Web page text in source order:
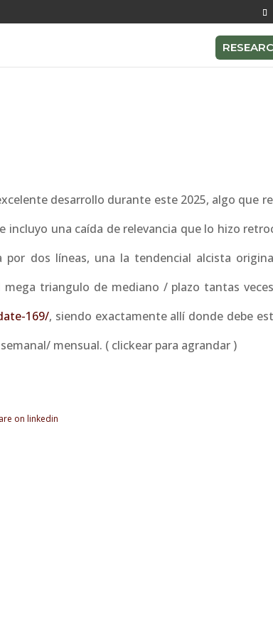
desarrollo durante este 2025, algo que
incluyo una caída de relevancia que lo hizo
dos líneas, una la tendencial alcista
triangulo de mediano / plazo tantas
169/, siendo exactamente allí donde debe
mensual. ( clickear para agrandar )